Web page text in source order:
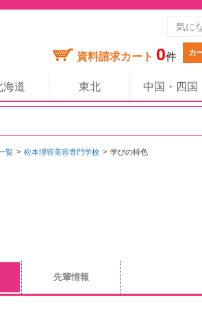
資料請求カート 0件 カ
海道 東北 中国・四国
覧 松本理容美容専門学校 学びの特色
先輩情報